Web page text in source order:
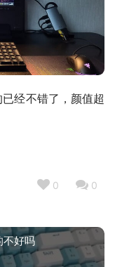
经不错了，颜值超
0 0
不好吗